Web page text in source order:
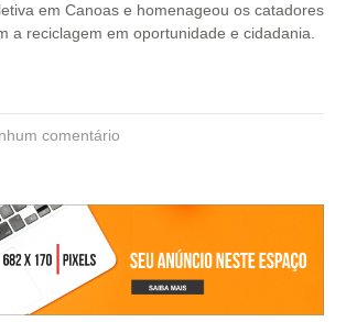
em Canoas e homenageou os catadores
a reciclagem em oportunidade e cidadania.
comentário